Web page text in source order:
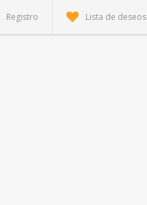
Registro Lista de deseos